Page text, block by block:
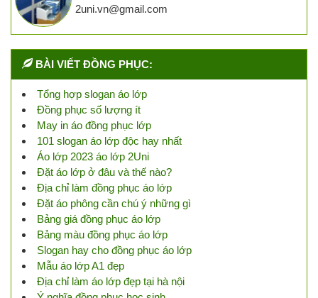
2uni.vn@gmail.com
BÀI VIẾT ĐỒNG PHỤC:
Tổng hợp slogan áo lớp
Đồng phục số lượng ít
May in áo đồng phục lớp
101 slogan áo lớp độc hay nhất
Áo lớp 2023 áo lớp 2Uni
Đặt áo lớp ở đâu và thế nào?
Địa chỉ làm đồng phục áo lớp
Đặt áo phông cần chú ý những gì
Bảng giá đồng phục áo lớp
Bảng màu đồng phục áo lớp
Slogan hay cho đồng phục áo lớp
Mẫu áo lớp A1 đẹp
Địa chỉ làm áo lớp đẹp tại hà nội